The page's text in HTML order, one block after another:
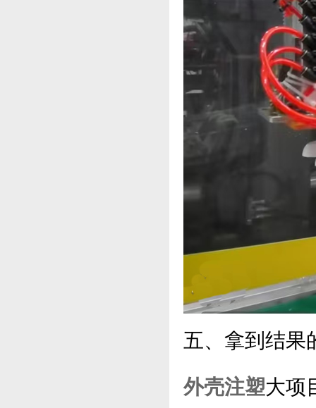
五、拿到结果
外壳注塑大项